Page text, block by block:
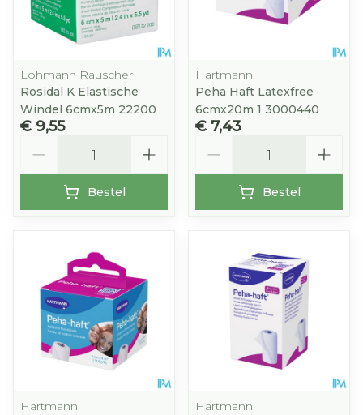
Lohmann Rauscher
Rosidal K Elastische
Windel 6cmx5m 22200
€ 9,55
Bestel
Hartmann
Peha Haft Latexfree
6cmx20m 1 3000440
€ 7,43
Bestel
Hartmann
Hartmann